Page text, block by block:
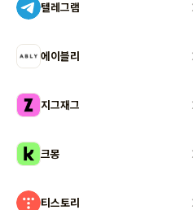
텔레그램
에이블리
지그재그
크몽
티스토리